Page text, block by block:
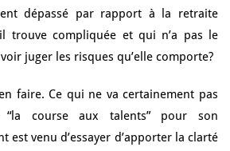
dépassé par rapport à la retraite
trouve compliquée et qui n’a pas le
juger les risques qu’elle comporte?
faire. Ce qui ne va certainement pas
“la course aux talents” pour son
est venu d’essayer d’apporter la clarté